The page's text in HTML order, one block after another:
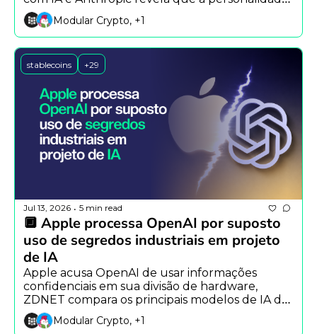
do Claude varia entre modelos e idiomas.
Modular Crypto, +1
stablecoins +29
Jul 13, 2026 • 5 min read
🔲 Apple processa OpenAI por suposto
uso de segredos industriais em projeto
de IA
Apple acusa OpenAI de usar informações
confidenciais em sua divisão de hardware,
ZDNET compara os principais modelos de IA de
2026 e Ethereum mostra que humanos ainda
são essenciais na segurança.
Modular Crypto, +1